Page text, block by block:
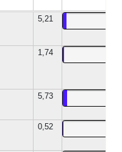
5,21
1,74
5,73
0,52